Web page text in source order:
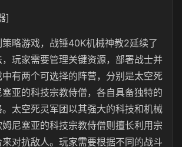
]
略游戏，战锤40K机械神教2延续了
玩家需要管理关键资源，部署战士并
有两个可选择的阵营，分别是太空死
亚的科技宗教侍僧，各自具备独特的
太空死灵军团以其强大的科技和机械
尼塞亚的科技宗教侍僧则擅长利用宗
对抗敌人。玩家需要根据不同的战斗